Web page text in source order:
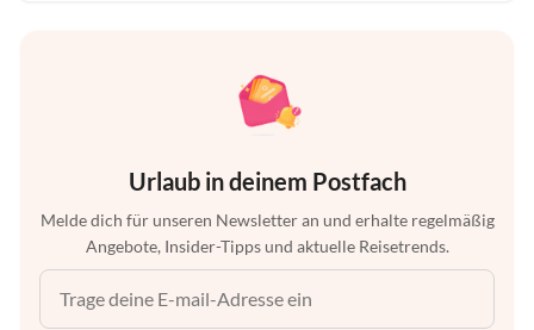
Urlaub in deinem Postfach
Melde dich für unseren Newsletter an und erhalte regelmäßig
Angebote, Insider-Tipps und aktuelle Reisetrends.